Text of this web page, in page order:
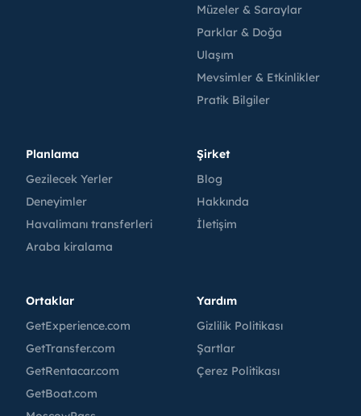
Müzeler & Saraylar
Parklar & Doğa
Ulaşım
Mevsimler & Etkinlikler
Pratik Bilgiler
Planlama
Gezilecek Yerler
Deneyimler
Havalimanı transferleri
Araba kiralama
Şirket
Blog
Hakkında
İletişim
Ortaklar
GetExperience.com
GetTransfer.com
GetRentacar.com
GetBoat.com
Yardım
Gizlilik Politikası
Şartlar
Çerez Politikası